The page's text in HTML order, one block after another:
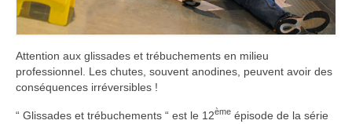
Attention aux glissades et trébuchements en milieu
professionnel. Les chutes, souvent anodines, peuvent avoir des
conséquences irréversibles !
“ Glissades et trébuchements “ est le 12ème épisode de la série